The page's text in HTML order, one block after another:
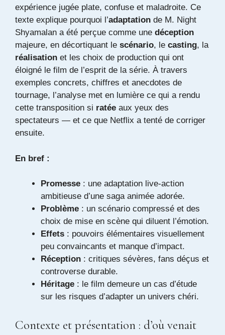
expérience jugée plate, confuse et maladroite. Ce
texte explique pourquoi l’adaptation de M. Night
Shyamalan a été perçue comme une déception
majeure, en décortiquant le scénario, le casting, la
réalisation et les choix de production qui ont
éloigné le film de l’esprit de la série. À travers
exemples concrets, chiffres et anecdotes de
tournage, l’analyse met en lumière ce qui a rendu
cette transposition si ratée aux yeux des
spectateurs — et ce que Netflix a tenté de corriger
ensuite.
En bref :
Promesse : une adaptation live-action
ambitieuse d’une saga animée adorée.
Problème : un scénario compressé et des
choix de mise en scène qui diluent l’émotion.
Effets : pouvoirs élémentaires visuellement
peu convaincants et manque d’impact.
Réception : critiques sévères, fans déçus et
controverse durable.
Héritage : le film demeure un cas d’étude
sur les risques d’adapter un univers chéri.
Contexte et présentation : d’où venait